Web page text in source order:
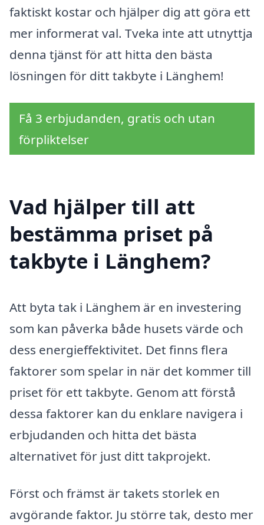
faktiskt kostar och hjälper dig att göra ett
mer informerat val. Tveka inte att utnyttja
denna tjänst för att hitta den bästa
lösningen för ditt takbyte i Länghem!
Få 3 erbjudanden, gratis och utan
förpliktelser
Vad hjälper till att
bestämma priset på
takbyte i Länghem?
Att byta tak i Länghem är en investering
som kan påverka både husets värde och
dess energieffektivitet. Det finns flera
faktorer som spelar in när det kommer till
priset för ett takbyte. Genom att förstå
dessa faktorer kan du enklare navigera i
erbjudanden och hitta det bästa
alternativet för just ditt takprojekt.
Först och främst är takets storlek en
avgörande faktor. Ju större tak, desto mer